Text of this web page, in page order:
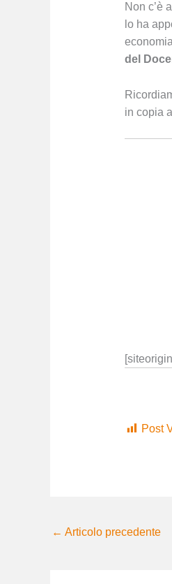
Non c’è
lo ha
del
in copia
Post
← Articolo precedente